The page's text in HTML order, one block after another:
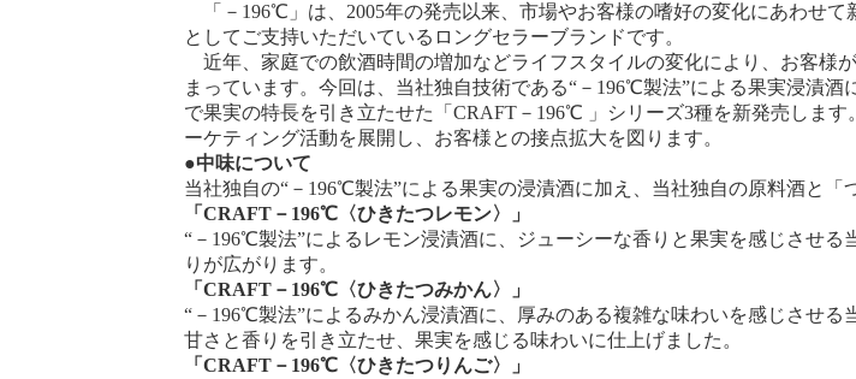
「－196℃」は、2005年の発売以来、市場やお客様の嗜好の変化にあわせ
としてご支持いただいているロングセラーブランドです。
近年、家庭での飲酒時間の増加などライフスタイルの変化により、お客様
まっています。今回は、当社独自技術である“－196℃製法”による果実浸漬
で果実の特長を引き立たせた「CRAFT－196℃ 」シリーズ3種を新発売しま
ーケティング活動を展開し、お客様との接点拡大を図ります。
●中味について
当社独自の“－196℃製法”による果実の浸漬酒に加え、当社独自の原料酒と「
「CRAFT－196℃〈ひきたつレモン〉」
“－196℃製法”によるレモン浸漬酒に、ジューシーな香りと果実を感じさせ
りが広がります。
「CRAFT－196℃〈ひきたつみかん〉」
“－196℃製法”によるみかん浸漬酒に、厚みのある複雑な味わいを感じさせ
甘さと香りを引き立たせ、果実を感じる味わいに仕上げました。
「CRAFT－196℃〈ひきたつりんご〉」